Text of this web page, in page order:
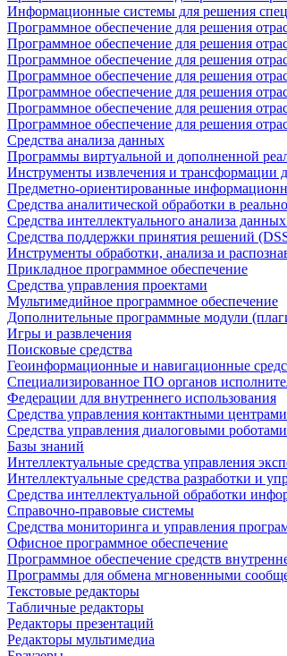
Информационные системы для решения
Программное обеспечение для решения
Программное обеспечение для решения
Программное обеспечение для решения
Программное обеспечение для решения
Программное обеспечение для решения
Программное обеспечение для решения
Программное обеспечение для решения
Средства анализа данных
Программы виртуальной и дополненной
Инструменты извлечения и трансформации
Предметно-ориентированные
Средства аналитической обработки в
Средства интеллектуального анализа
Средства поддержки принятия решений
Инструменты обработки, анализа и
Прикладное программное обеспечение
Средства управления проектами
Мультимедийное программное обеспечение
Дополнительные программные модули
Игры и развлечения
Поисковые средства
Геоинформационные и навигационные
Специализированное ПО органов
Федерации для внутреннего использования
Средства управления контактными центрами
Средства управления диалоговыми
Базы знаний
Интеллектуальные средства управления
Интеллектуальные средства разработки и
Средства интеллектуальной обработки
Справочно-правовые системы
Средства мониторинга и управления
Офисное программное обеспечение
Программное обеспечение средств
Программы для обмена мгновенными
Текстовые редакторы
Табличные редакторы
Редакторы презентаций
Редакторы мультимедиа